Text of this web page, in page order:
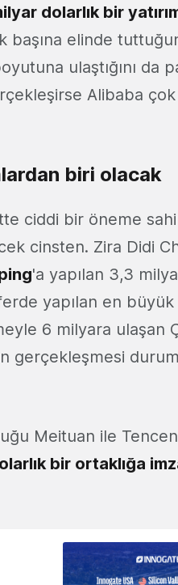
dolarlık bir
başına elinde
ulaştığını da
Alibaba
biri olacak
ciddi bir öneme
cinsten. Zira Didi
'a yapılan 3,3
yapılan en büyük
6 milyara ulaşan
gerçekleşmesi
Meituan ile
bir ortaklığa